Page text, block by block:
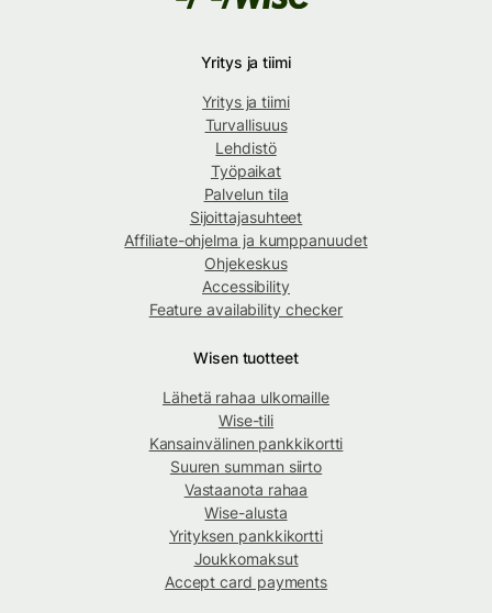
Yritys ja tiimi
Yritys ja tiimi
Turvallisuus
Lehdistö
Työpaikat
Palvelun tila
Sijoittajasuhteet
Affiliate-ohjelma ja kumppanuudet
Ohjekeskus
Accessibility
Feature availability checker
Wisen tuotteet
Lähetä rahaa ulkomaille
Wise-tili
Kansainvälinen pankkikortti
Suuren summan siirto
Vastaanota rahaa
Wise-alusta
Yrityksen pankkikortti
Joukkomaksut
Accept card payments